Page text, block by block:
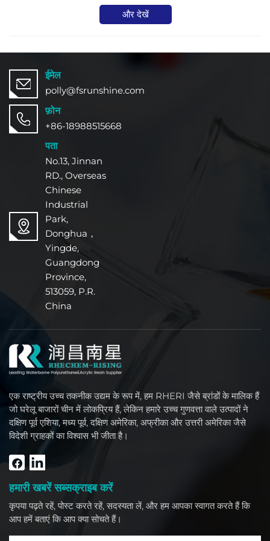
और देखें
ईमेल
polly@fsrunshine.com
फ़ोन
+86-18988515668
पता
No.13, Jinnan
RD., Overseas
Chinese
Industrial
Park,
Donghua，
Yingde,
Guangdong
Province,
513059, P.R.
China
एक राष्ट्रीय उच्च तकनीक उद्यम के रूप में, हम RHERI जैसे ब्रांडों के मालिक हैं
जो घरेलू बाजारों चीन में लोकप्रिय हैं, लेकिन हमारे उच्च गुणवत्ता वाले उत्पादों ने
दक्षिण पूर्व एशिया, मध्य पूर्व, दक्षिण अमेरिका, अफ्रीका और उत्तरी अमेरिका जैसे
विदेशी ग्राहकों का विश्वास भी जीता है।
हमारी खबरें सब्सक्राइब करें
कृपया पढ़ते रहें, पोस्ट करते रहें, सदस्यता लें, और हम आपका स्वागत करते हैं कि
आप हमें बताएं कि आप क्या सोचते हैं।